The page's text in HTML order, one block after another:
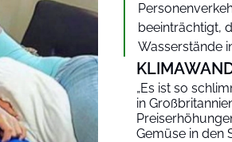
beeinträchtigt,
Wasserstände
„Es ist so
in
Gemüse in den